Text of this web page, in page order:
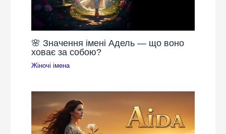
🌸 Значення імені Адель — що воно
ховає за собою?
Жіночі імена